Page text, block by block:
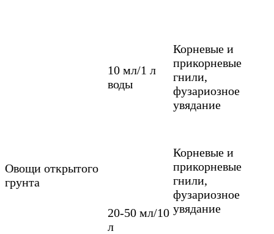
Овощи открытого
грунта
10 мл/1 л
воды
Корневые и
прикорневые
гнили,
фузариозное
увядание
20-50 мл/10
л
Корневые и
прикорневые
гнили,
фузариозное
увядание